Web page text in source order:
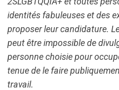
identités fabuleuses et des
proposer leur candidature.
peut être impossible de
personne choisie pour
tenue de le faire
travail.